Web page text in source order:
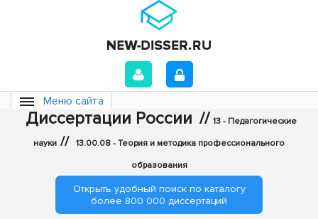
Меню сайта
Диссертации России // 13 - Педагогические
науки // 13.00.08 - Теория и методика профессионального
образования
Открыть удобный поиск по каталогу
более 800 000 диссертаций